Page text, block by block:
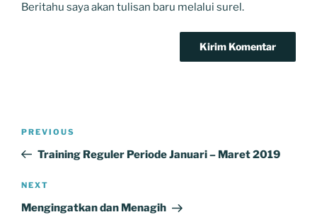
Beritahu saya akan tulisan baru melalui surel.
Previous
Post
PREVIOUS
Training Reguler Periode Januari – Maret 2019
Next
Post
NEXT
Mengingatkan dan Menagih